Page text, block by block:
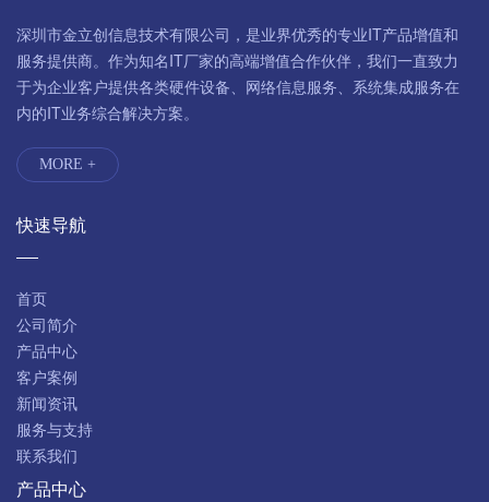
深圳市金立创信息技术有限公司，是业界优秀的专业IT产品增值和
服务提供商。作为知名IT厂家的高端增值合作伙伴，我们一直致力
于为企业客户提供各类硬件设备、网络信息服务、系统集成服务在
内的IT业务综合解决方案。
MORE +
快速导航
首页
公司简介
产品中心
客户案例
新闻资讯
服务与支持
联系我们
产品中心